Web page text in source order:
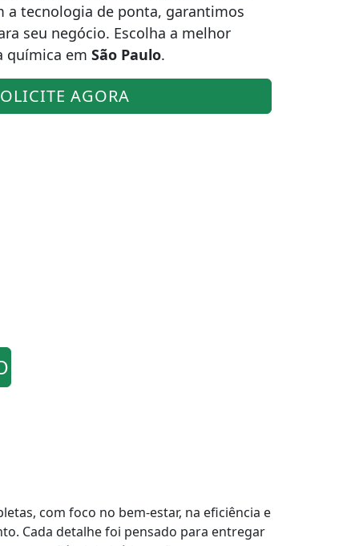
a tecnologia de ponta, garantimos
seu negócio. Escolha a melhor
química em São Paulo.
AGORA
com foco no bem-estar, na eficiência e
Cada detalhe foi pensado para entregar